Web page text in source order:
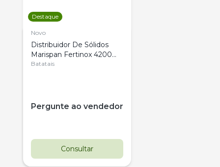
Destaque
Novo
Distribuidor De Sólidos
Marispan Fertinox 4200
Citrus
Batatais
Pergunte ao vendedor
Consultar